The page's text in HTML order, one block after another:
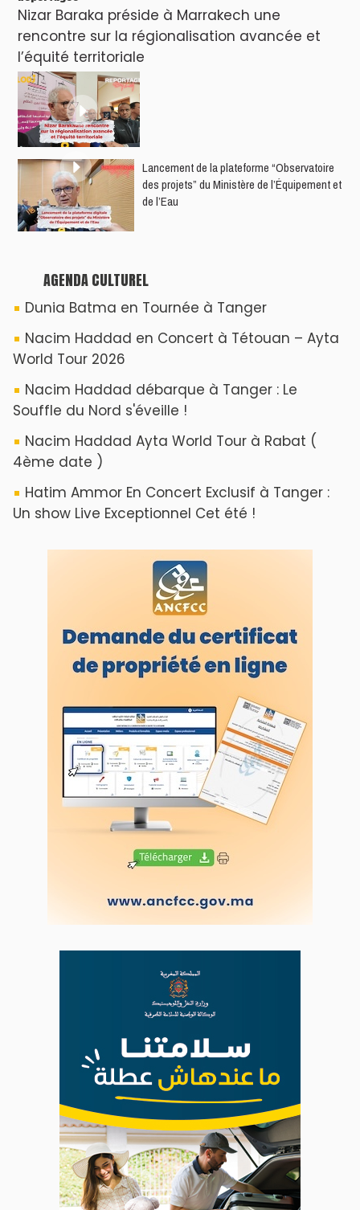
Nizar Baraka préside à Marrakech une
rencontre sur la régionalisation avancée et
l’équité territoriale
​Lancement de la plateforme “Observatoire
des projets” du Ministère de l’Équipement et
de l’Eau
AGENDA CULTUREL
Dunia Batma en Tournée à Tanger
Nacim Haddad en Concert à Tétouan – Ayta
World Tour 2026
Nacim Haddad débarque à Tanger : Le
Souffle du Nord s'éveille !
Nacim Haddad Ayta World Tour à Rabat (
4ème date )
Hatim Ammor En Concert Exclusif à Tanger :
Un show Live Exceptionnel Cet été !